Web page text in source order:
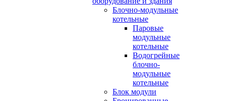
Блочно-модульные
котельные
Паровые
модульные
котельные
Водогрейные
блочно-
модульные
котельные
Блок модули